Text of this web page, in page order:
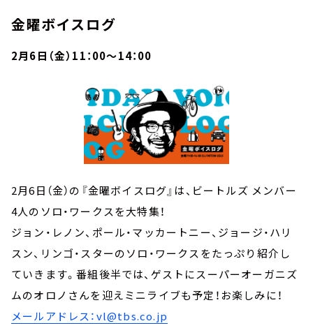
金曜ボイスログ
2月6日（金）11：00～14：00
2月6日（金）の『金曜ボイスログ』は、ビートルズ メンバー
4人のソロ・ワークスを大特集！
ジョン・レノン、ポール・マッカートニー、ジョージ・ハリ
スン、リンゴ・スターのソロ・ワークスをたっぷり紹介し
ていきます。番組後半では、ゲストにスーパーオーガニズ
ムのオロノさんを迎えミニライブも予定！お楽しみに！
メールアドレス：vl@tbs.co.jp